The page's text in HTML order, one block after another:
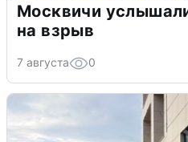
Москвичи
на взрыв
7 августа 0